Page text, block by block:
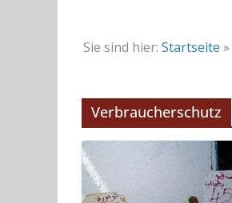
Sie sind hier: Startseite »
Verbraucherschutz